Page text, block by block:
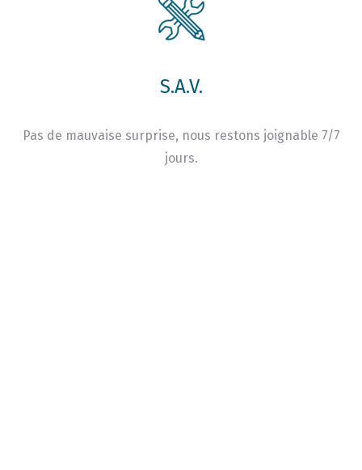
S.A.V.
Pas de mauvaise surprise, nous restons joignable 7/7
jours.